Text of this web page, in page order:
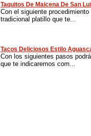
Taquitos De Maicena De San
Con el siguiente
tradicional platillo que te...
Tacos Deliciosos Estilo
Con los siguientes pasos
que te indicaremos com...